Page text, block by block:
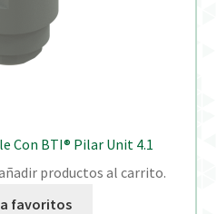
Con BTI® Pilar Unit 4.1
productos al carrito.
favoritos